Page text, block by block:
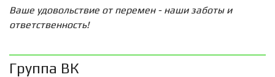
Ваше удовольствие от перемен - наши заботы и
ответственность!
Группа ВК